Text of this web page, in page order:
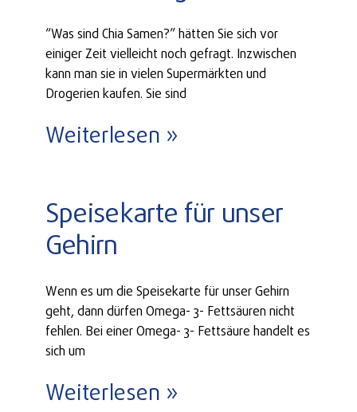
“Was sind Chia Samen?” hätten Sie sich vor
einiger Zeit vielleicht noch gefragt. Inzwischen
kann man sie in vielen Supermärkten und
Drogerien kaufen. Sie sind
Weiterlesen »
Speisekarte für unser
Gehirn
Wenn es um die Speisekarte für unser Gehirn
geht, dann dürfen Omega- 3- Fettsäuren nicht
fehlen. Bei einer Omega- 3- Fettsäure handelt es
sich um
Weiterlesen »